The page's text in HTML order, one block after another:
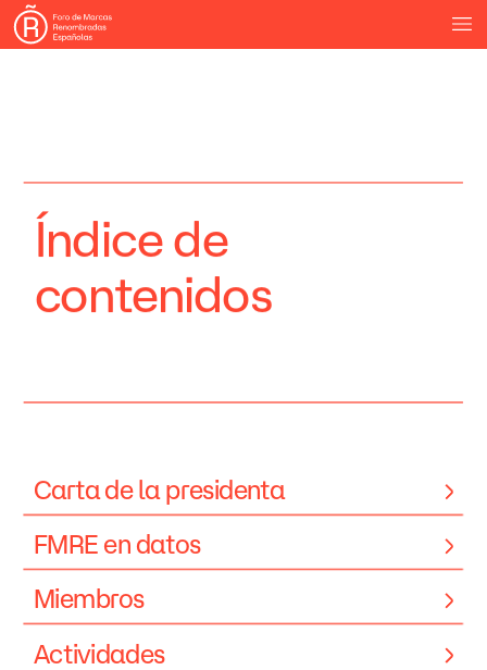
Índicede
contenidos
Cartadela presidenta
FMRE en datos
Miembros
Actividades